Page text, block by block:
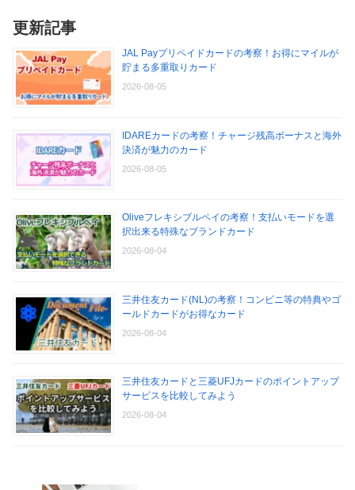
更新記事
JAL Payプリペイドカードの考察！お得にマイルが
貯まる多重取りカード
2026-08-05
IDAREカードの考察！チャージ残高ボーナスと海外
決済が魅力のカード
2026-08-05
Oliveフレキシブルペイの考察！支払いモードを選
択出来る特殊なブランドカード
2026-08-04
三井住友カード(NL)の考察！コンビニ等の特典やゴ
ールドカードがお得なカード
2026-08-04
三井住友カードと三菱UFJカードのポイントアップ
サービスを比較してみよう
2026-08-04